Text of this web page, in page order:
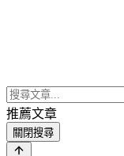
推薦文章
關閉搜尋